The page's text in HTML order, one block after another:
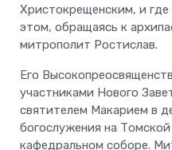
Христокрещенским, и
этом, обращаясь к
митрополит Ростислав.
Его
участниками Нового
святителем Макарием в
богослужения на
кафедральном соборе.